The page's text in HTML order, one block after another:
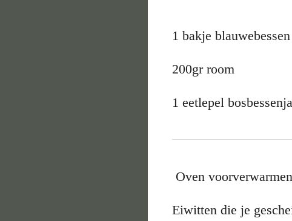
1 bakje blauwebessen
200gr room
1 eetlepel
Oven
Eiwitten die je